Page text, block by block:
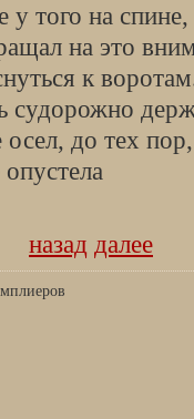
у того на
на это
к
до тех
назад далее